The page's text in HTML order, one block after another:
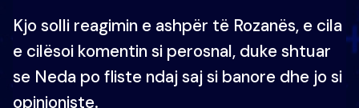
Kjo solli reagimin e ashpër të Rozanës, e cila
e cilësoi komentin si perosnal, duke shtuar
se Neda po fliste ndaj saj si banore dhe jo si
opinioniste.